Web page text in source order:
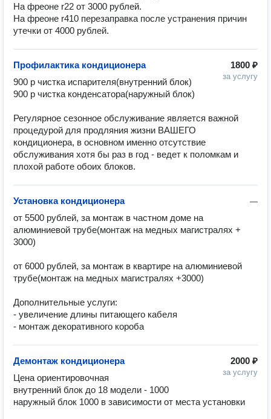
На фреоне r22 от 3000 рублей.
На фреоне r410 перезаправка после устранения причин
утечки от 4000 рублей.
1800 ₽
за услугу
Профилактика кондиционера
900 р чистка испарителя(внутренний блок)
900 р чистка конденсатора(наружный блок)
Регулярное сезонное обслуживание является важной
процедурой для продляния жизни ВАШЕГО
кондиционера, в основном именно отсутствие
обслуживания хотя бы раз в год - ведет к поломкам и
плохой работе обоих блоков.
—
Установка кондиционера
от 5500 рублей, за монтаж в частном доме на
алюминиевой трубе(монтаж на медных магистралях +
3000)
от 6000 рублей, за монтаж в квартире на алюминиевой
трубе(монтаж на медных магистралях +3000)
Дополнительные услуги:
- увеличение длины питающего кабеля
- монтаж декоративного короба
2000 ₽
за услугу
Демонтаж кондиционера
Цена ориентировочная
внутренний блок до 18 модели - 1000
наружный блок 1000 в зависимости от места установки